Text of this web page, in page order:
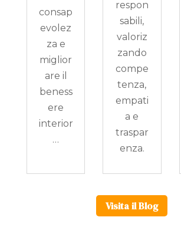
consap
evolez
za e
miglior
are il
beness
ere
interior
…
respon
sabili,
valoriz
zando
compe
tenza,
empati
a e
traspar
enza.
Visita il Blog